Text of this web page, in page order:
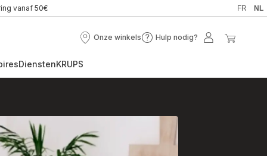
vanaf 50€ FR NL
Onze winkels
Onze
Hulp nodig?
Hulp
Mijn
DienstenKRUPS